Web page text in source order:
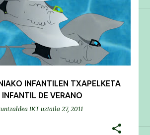
INFANTILEN TXAPELKETA
INFANTIL DE VERANO
IKT uztaila 27, 2011